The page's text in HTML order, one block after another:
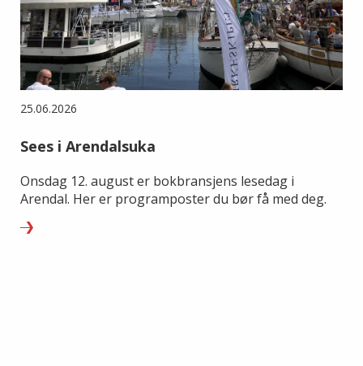
25.06.2026
Sees i Arendalsuka
Onsdag 12. august er bokbransjens lesedag i
Arendal. Her er programposter du bør få med deg.